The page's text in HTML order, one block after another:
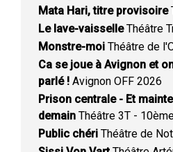
Mata Hari, titre provisoire
Le lave-vaisselleThéâtre
Monstre-moi Théâtre de
Ca se joue à Avignon et
parlé ! Avignon OFF 2026
Prison centrale - Et
demain Théâtre 3T -
Public chéri Théâtre de